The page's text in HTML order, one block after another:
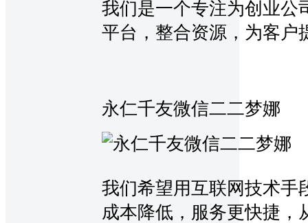
我们是一个专注为创业公
平台，整合资源，为客户
永仁千友微信二二梦娜
我们希望用互联网技术手
成本降低，服务更快捷，